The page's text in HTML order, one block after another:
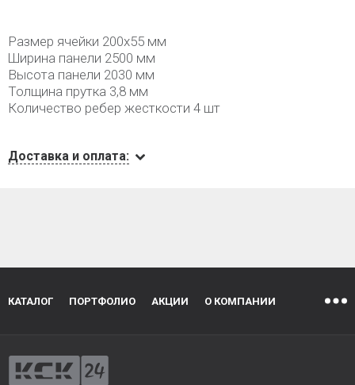
Размер ячейки 200х55 мм
Ширина панели 2500 мм
Высота панели 2030 мм
Толщина прутка 3,8 мм
Количество ребер жесткости 4 шт
Доставка и оплата:
КАТАЛОГ ПОРТФОЛИО АКЦИИ О КОМПАНИИ